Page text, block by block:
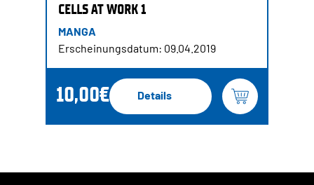
CELLS AT WORK 1
MANGA
Erscheinungsdatum: 09.04.2019
10,00€ Details